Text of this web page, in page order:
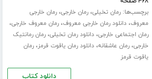
برچسب‌ها:رمان تخیلی،رمان خارجی،رمان خارجی
معروف،دانلود رمان خارجی معروف،رمان معروف خارجی،
رمان اجتماعی خارجی،دانلود رمان تخیلی،رمان رمانتیک
خارجی،رمان عاشقانه،دانلود رمان یاقوت قرمز،رمان
یاقوت قرمز
دانلود کتاب